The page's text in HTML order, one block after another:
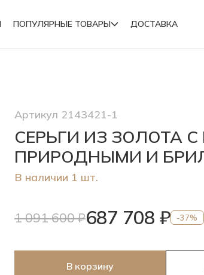
ПОПУЛЯРНЫЕ ТОВАРЫ ДОСТАВКА
Броши
Артикул 2143421-1
СЕРЬГИ ИЗ ЗОЛОТА
ПРИРОДНЫМИ И
В наличии 1 шт.
1 091 600 ₽687 708 ₽ -37%
В корзину